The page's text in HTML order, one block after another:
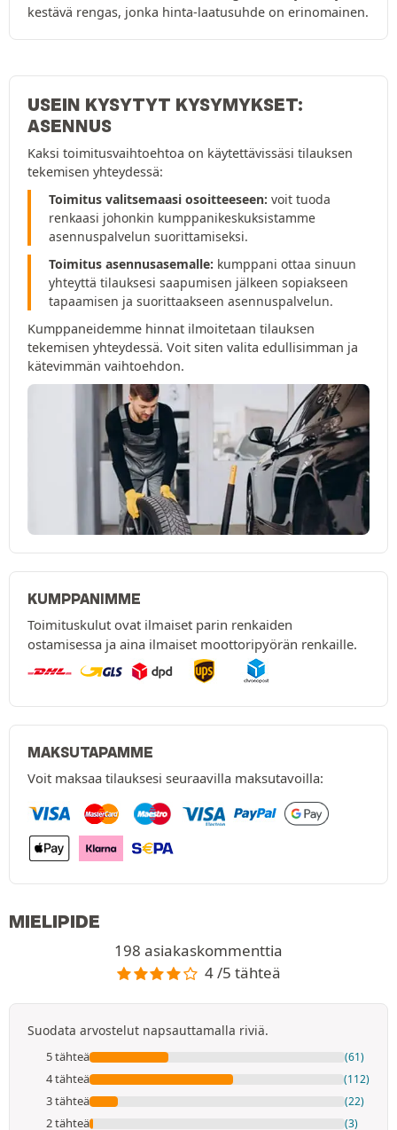
kestävä rengas, jonka hinta-laatusuhde on erinomainen.
USEIN KYSYTYT KYSYMYKSET:
ASENNUS
Kaksi toimitusvaihtoehtoa on käytettävissäsi tilauksen
tekemisen yhteydessä:
Toimitus valitsemaasi osoitteeseen: voit tuoda
renkaasi johonkin kumppanikeskuksistamme
asennuspalvelun suorittamiseksi.
Toimitus asennusasemalle: kumppani ottaa sinuun
yhteyttä tilauksesi saapumisen jälkeen sopiakseen
tapaamisen ja suorittaakseen asennuspalvelun.
Kumppaneidemme hinnat ilmoitetaan tilauksen
tekemisen yhteydessä. Voit siten valita edullisimman ja
kätevimmän vaihtoehdon.
KUMPPANIMME
Toimituskulut ovat ilmaiset parin renkaiden
ostamisessa ja aina ilmaiset moottoripyörän renkaille.
MAKSUTAPAMME
Voit maksaa tilauksesi seuraavilla maksutavoilla:
MIELIPIDE
198 asiakaskommenttia
4 /5 tähteä
Suodata arvostelut napsauttamalla riviä.
5 tähteä (61)
4 tähteä (112)
3 tähteä (22)
2 tähteä (3)